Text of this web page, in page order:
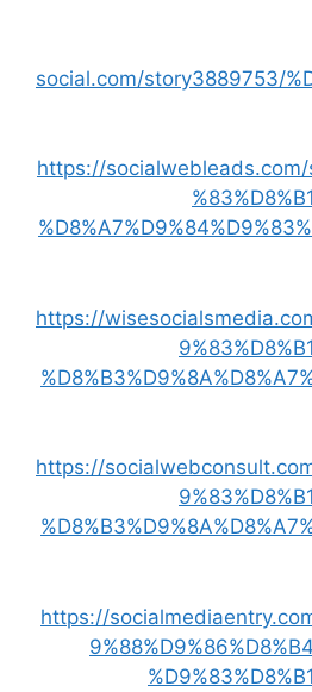
social.com/story3889753/
https://
https://
https://
https://